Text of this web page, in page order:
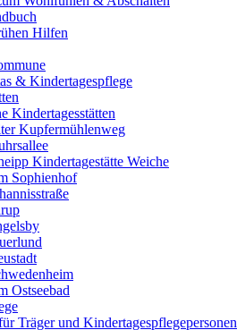
Hilfen
& Kindertagespflege
Kindertagesstätten
Kupfermühlenweg
Kindertagestätte Weiche
Sophienhof
Ostseebad
Träger und Kindertagespflegepersonen